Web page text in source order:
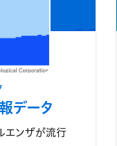
データ
エンザが流行